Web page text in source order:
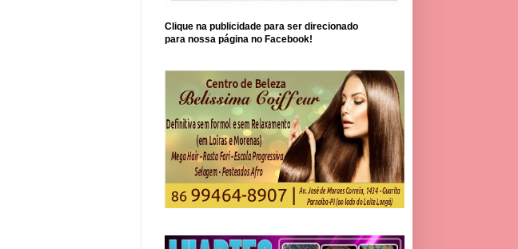
Clique na publicidade para ser direcionado
para nossa página no Facebook!